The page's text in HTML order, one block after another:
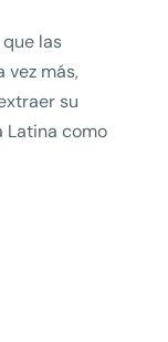
las
vez más,
su
Latina como